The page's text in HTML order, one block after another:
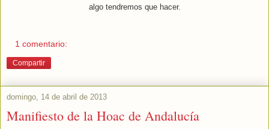
algo tendremos que hacer.
1 comentario:
Compartir
domingo, 14 de abril de 2013
Manifiesto de la Hoac de Andalucía